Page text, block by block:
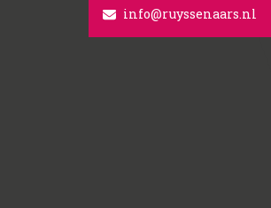
info@ruyssenaars.nl